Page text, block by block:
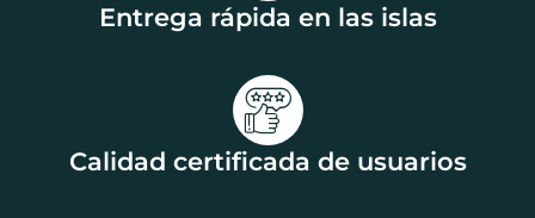
Entrega rápida en las islas
Calidad certificada de usuarios